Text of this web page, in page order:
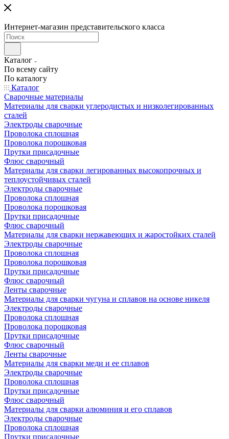
Интернет-магазин представительского класса
Каталог
По всему сайту
По каталогу
Каталог
Сварочные материалы
Материалы для сварки углеродистых и низколегированных
сталей
Электроды сварочные
Проволока сплошная
Проволока порошковая
Прутки присадочные
Флюс сварочный
Материалы для сварки легированных высокопрочных и
теплоустойчивых сталей
Электроды сварочные
Проволока сплошная
Проволока порошковая
Прутки присадочные
Флюс сварочный
Материалы для сварки нержавеющих и жаростойких сталей
Электроды сварочные
Проволока сплошная
Проволока порошковая
Прутки присадочные
Флюс сварочный
Ленты сварочные
Материалы для сварки чугуна и сплавов на основе никеля
Электроды сварочные
Проволока сплошная
Проволока порошковая
Прутки присадочные
Флюс сварочный
Ленты сварочные
Материалы для сварки меди и ее сплавов
Электроды сварочные
Проволока сплошная
Прутки присадочные
Флюс сварочный
Материалы для сварки алюминия и его сплавов
Электроды сварочные
Проволока сплошная
Прутки присадочные